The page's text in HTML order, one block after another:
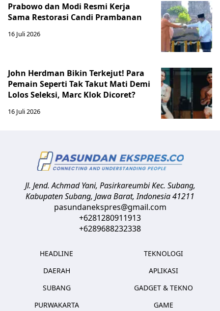
Prabowo dan Modi Resmi Kerja
Sama Restorasi Candi Prambanan
16 Juli 2026
John Herdman Bikin Terkejut! Para
Pemain Seperti Tak Takut Mati Demi
Lolos Seleksi, Marc Klok Dicoret?
16 Juli 2026
Jl. Jend. Achmad Yani, Pasirkareumbi Kec. Subang,
Kabupaten Subang, Jawa Barat,Indonesia41211
pasundanekspres@gmail.com
+6281280911913
+6289688232338
HEADLINE
DAERAH
SUBANG
PURWAKARTA
TEKNOLOGI
APLIKASI
GADGET & TEKNO
GAME